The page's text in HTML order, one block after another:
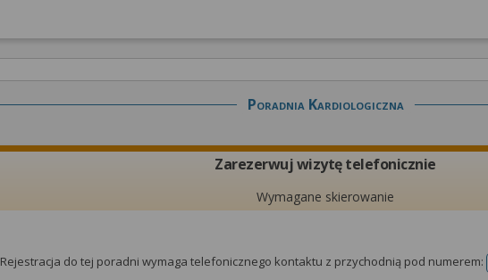
Poradnia Kardiologiczna
Zarezerwuj wizytę telefonicznie
Wymagane skierowanie
Rejestracja do tej poradni wymaga telefonicznego kontaktu z przychodnią pod numerem: